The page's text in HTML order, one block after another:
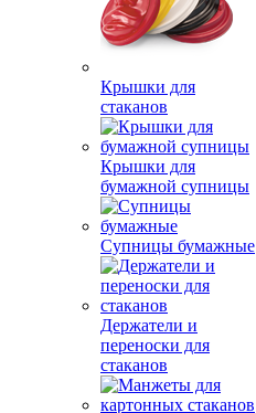
Крышки для
стаканов
Крышки для
бумажной супницы
Супницы бумажные
Держатели и
переноски для
стаканов